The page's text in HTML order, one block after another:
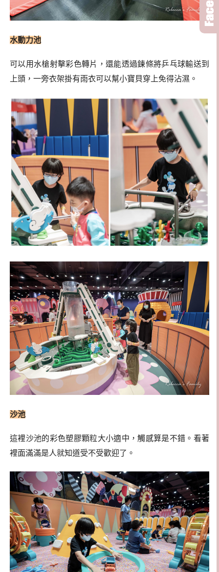
水動力池
可以用水槍射擊彩色轉片，還能透過鍊條將乒乓球輸送到
上頭，一旁衣架掛有雨衣可以幫小寶貝穿上免得沾濕。
沙池
這裡沙池的彩色塑膠顆粒大小適中，觸感算是不錯。看著
裡面滿滿是人就知道受不受歡迎了。